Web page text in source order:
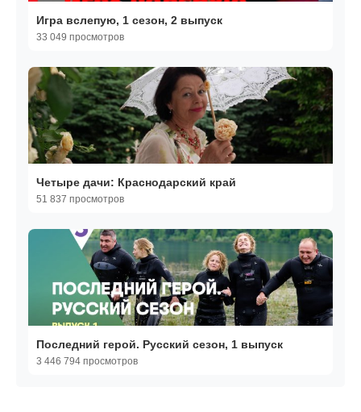
Игра вслепую, 1 сезон, 2 выпуск
33 049 просмотров
Четыре дачи: Краснодарский край
51 837 просмотров
Последний герой. Русский сезон, 1 выпуск
3 446 794 просмотров